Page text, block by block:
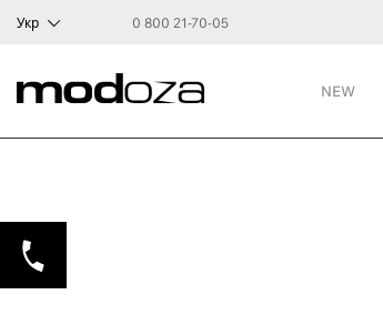
Укр 0 800 21-70-05
NEW